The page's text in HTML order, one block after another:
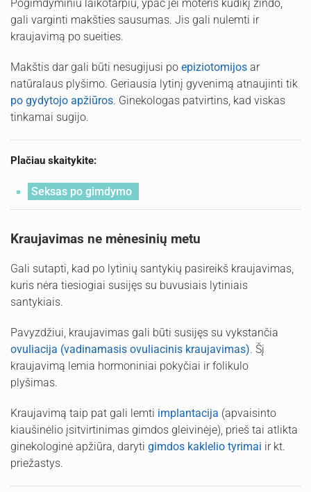
Pogimdyminiu laikotarpiu, ypač jei moteris kūdikį žindo,
gali varginti makšties sausumas. Jis gali nulemti ir
kraujavimą po sueities.
Makštis dar gali būti nesugijusi po epiziotomijos ar
natūralaus plyšimo. Geriausia lytinį gyvenimą atnaujinti tik
po gydytojo apžiūros. Ginekologas patvirtins, kad viskas
tinkamai sugijo.
Plačiau skaitykite:
Seksas po gimdymo
Kraujavimas ne mėnesinių metu
Gali sutapti, kad po lytinių santykių pasireikš kraujavimas,
kuris nėra tiesiogiai susijęs su buvusiais lytiniais
santykiais.
Pavyzdžiui, kraujavimas gali būti susijęs su vykstančia
ovuliacija (vadinamasis ovuliacinis kraujavimas). Šį
kraujavimą lemia hormoniniai pokyčiai ir folikulo
plyšimas.
Kraujavimą taip pat gali lemti implantacija (apvaisinto
kiaušinėlio įsitvirtinimas gimdos gleivinėje), prieš tai atlikta
ginekologinė apžiūra, daryti gimdos kaklelio tyrimai ir kt.
priežastys.